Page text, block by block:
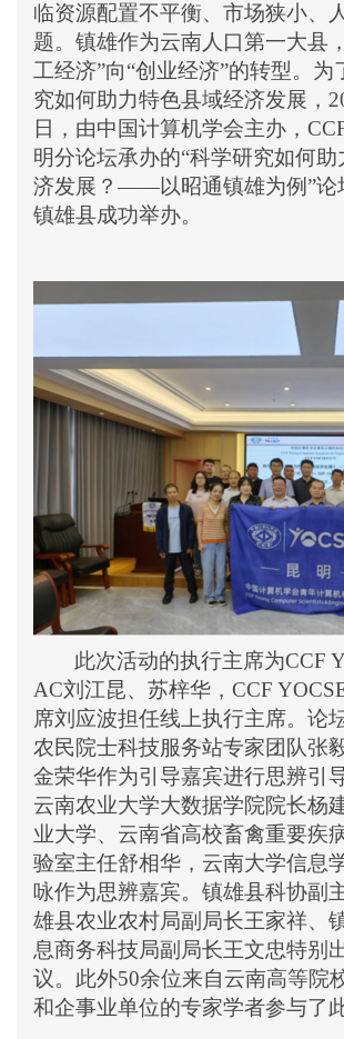
临资源配置不平衡、市场狭小、
题。镇雄作为云南人口第一大县
工经济”向“创业经济”的转型。为
究如何助力特色县域经济发展 ，
日，由中国计算机学会主办，
明分论坛承办的“科学研究如何
济发展？ ——以昭通镇雄为例”论
镇雄县成功举办。
此次活动的执行主席为CCF
AC刘江昆、苏梓华，CCF
席刘应波担任线上执行主席。 论
农民院士科技服务站专家团队张毅
金荣华作为引导嘉宾进行思辨引
云南农业大学大数据学院院长杨
业大学、云南省高校畜禽重要疾
验室主任舒相华，云南大学信息
咏作为思辨嘉宾。镇雄县科协副
雄县农业农村局副局长王家祥、
息商务科技局副局长王文忠特别
议。此外50余位来自云南高等院
和企事业单位的专家学者参与了